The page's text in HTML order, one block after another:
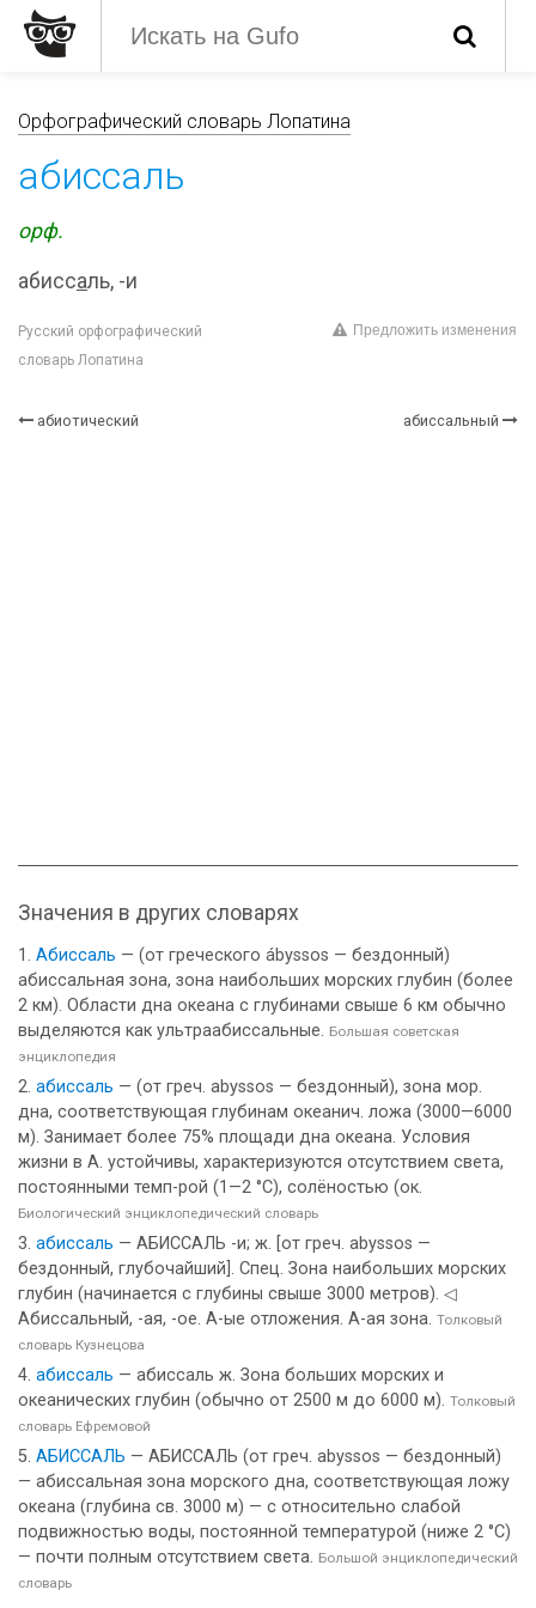
Орфографический словарь Лопатина
абиссаль
орф.
абиссаль, -и
Русский орфографический
словарь Лопатина
Предложить изменения
абиотический абиссальный
Значения в других словарях
Абиссаль — (от греческого ábyssos — бездонный)
абиссальная зона, зона наибольших морских глубин (более
2 км). Области дна океана с глубинами свыше 6 км обычно
выделяются как ультраабиссальные. Большая советская
энциклопедия
абиссаль — (от греч. abyssos — бездонный), зона мор.
дна, соответствующая глубинам океанич. ложа (3000—6000
м). Занимает более 75% площади дна океана. Условия
жизни в А. устойчивы, характеризуются отсутствием света,
постоянными темп-рой (1—2 °С), солёностью (ок.
Биологический энциклопедический словарь
абиссаль — АБИССАЛЬ -и; ж. [от греч. abyssos —
бездонный, глубочайший]. Спец. Зона наибольших морских
глубин (начинается с глубины свыше 3000 метров). ◁
Абиссальный, -ая, -ое. А-ые отложения. А-ая зона. Толковый
словарь Кузнецова
абиссаль — абиссаль ж. Зона больших морских и
океанических глубин (обычно от 2500 м до 6000 м). Толковый
словарь Ефремовой
АБИССАЛЬ — АБИССАЛЬ (от греч. abyssos — бездонный)
— абиссальная зона морского дна, соответствующая ложу
океана (глубина св. 3000 м) — с относительно слабой
подвижностью воды, постоянной температурой (ниже 2 °С)
— почти полным отсутствием света. Большой энциклопедический
словарь